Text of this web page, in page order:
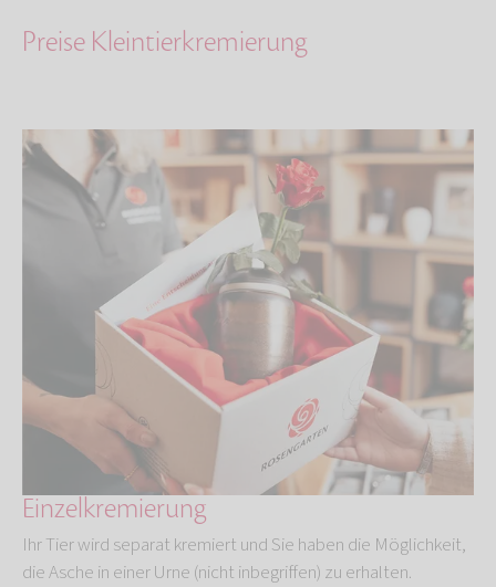
Preise Kleintierkremierung
Einzelkremierung
Ihr Tier wird separat kremiert und Sie haben die Möglichkeit,
die Asche in einer Urne (nicht inbegriffen) zu erhalten.